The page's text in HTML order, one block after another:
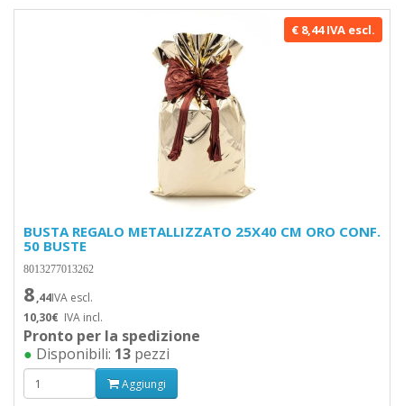
€ 8,44 IVA escl.
BUSTA REGALO METALLIZZATO 25X40 CM ORO CONF.
50 BUSTE
8013277013262
8,44IVA escl.
10,30€ IVA incl.
Pronto per la spedizione
● Disponibili: 13 pezzi
Aggiungi